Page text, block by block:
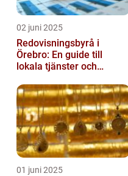
02 juni 2025
Redovisningsbyrå i
Örebro: En guide till
lokala tjänster och
01 juni 2025